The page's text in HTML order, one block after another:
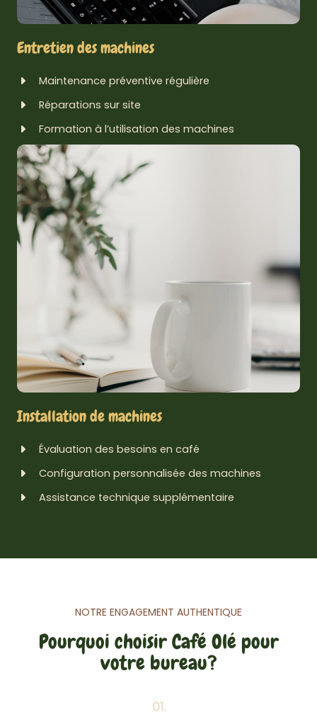
Entretien des machines
Maintenance préventive régulière
Réparations sur site
Formation à l’utilisation des machines
Installation de machines
Évaluation des besoins en café
Configuration personnalisée des machines
Assistance technique supplémentaire
NOTRE ENGAGEMENT AUTHENTIQUE
Pourquoi choisir Café Olé pour
votre bureau?
01.